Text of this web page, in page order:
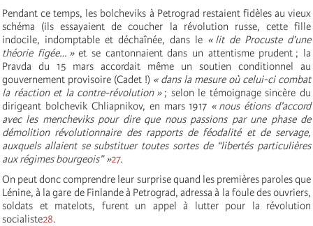
Pendant ce temps, les bolcheviks à Petrograd restaient fidèles au vieux
schéma (ils essayaient de coucher la révolution russe, cette fille
indocile, indomptable et déchaînée, dans le « lit de Procuste d’une
théorie figée… »et se cantonnaient dans un attentisme prudent ; la
Pravda du 15 mars accordait même un soutien conditionnel au
gouvernement provisoire (Cadet !) « dans la mesure où celui-ci combat
la réaction et la contre-révolution »; selon le témoignage sincère du
dirigeant bolchevik Chliapnikov, en mars 1917 « nous étions d’accord
avec les mencheviks pour dire que nous passions par une phase de
démolition révolutionnaire des rapports de féodalité et de servage,
auxquels allaient se substituer toutes sortes de “libertés particulières
aux régimes bourgeois” »27.
On peut donc comprendre leur surprise quand les premières paroles que
Lénine, à la gare de Finlande à Petrograd, adressa à la foule des ouvriers,
soldats et matelots, furent un appel à lutter pour la révolution
socialiste28.